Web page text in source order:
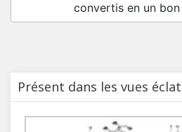
convertis en un
Présent dans les vues